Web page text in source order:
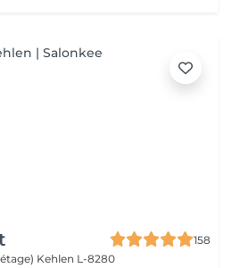
158
Kehlen L-8280